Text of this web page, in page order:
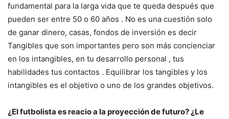
fundamental para la larga vida que te queda después que
pueden ser entre 50 o 60 años . No es una cuestión solo
de ganar dinero, casas, fondos de inversión es decir
Tangibles que son importantes pero son más concienciar
en los intangibles, en tu desarrollo personal , tus
habilidades tus contactos . Equilibrar los tangibles y los
intangibles es el objetivo o uno de los grandes objetivos.
¿El futbolista es reacio a la proyección de futuro? ¿Le